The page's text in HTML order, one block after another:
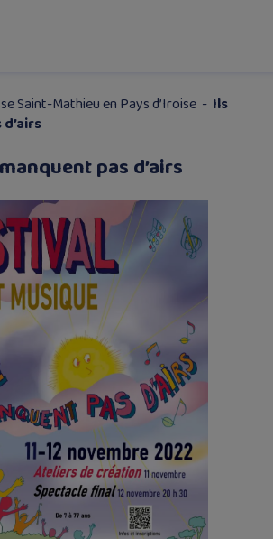
Saint-Mathieu en Pays d’Iroise - Ils
pas d’airs